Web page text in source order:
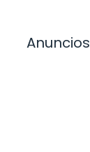
Anuncios